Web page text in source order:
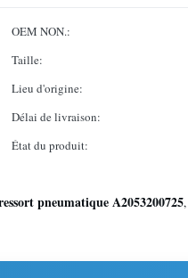
OEM NON.:
Taille:
Lieu d'origine:
Délai de livraison:
État du produit:
pneumatique A2053200725,